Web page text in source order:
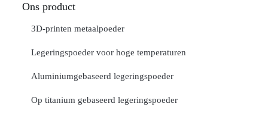
Ons product
3D-printen metaalpoeder
Legeringspoeder voor hoge temperaturen
Aluminiumgebaseerd legeringspoeder
Op titanium gebaseerd legeringspoeder